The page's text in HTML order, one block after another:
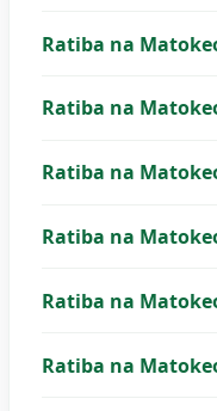
Ratiba na
Ratiba na
Ratiba na
Ratiba na
Ratiba na
Ratiba na